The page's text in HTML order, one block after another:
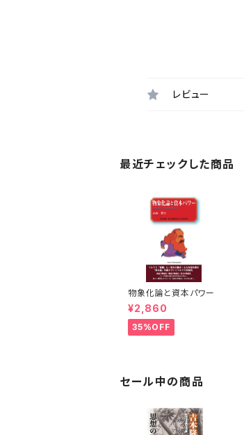
レビュー
最近チェックした商品
物象化論と資本パワー
¥2,860
35%OFF
セール中の商品